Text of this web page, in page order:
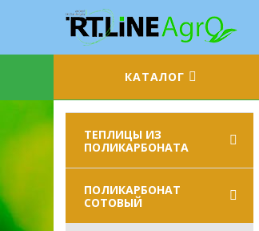
КАТАЛОГ
ТЕПЛИЦЫ ИЗ
ПОЛИКАРБОНАТА
ПОЛИКАРБОНАТ
СОТОВЫЙ